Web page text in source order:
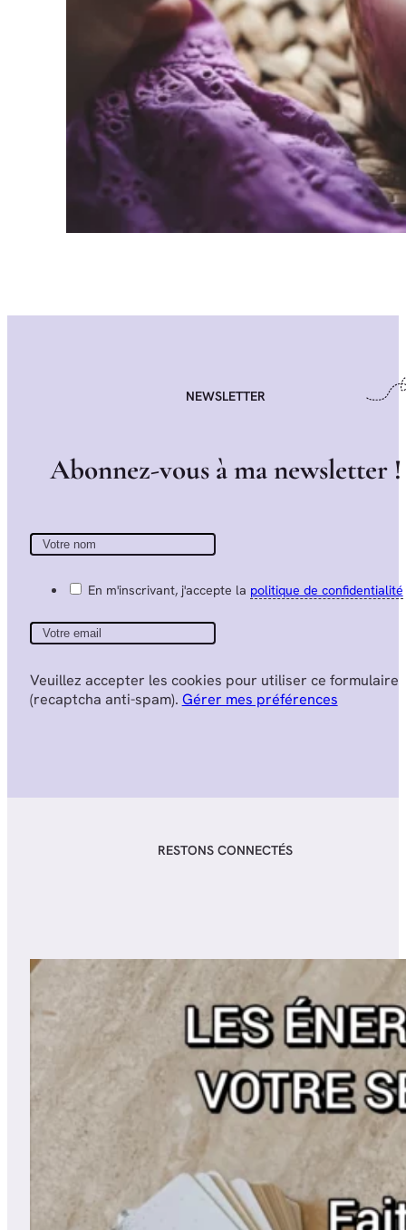
NEWSLETTER
Abonnez-vous àmanewsletter !
En m'inscrivant, j'accepte la politique de confidentialité
Veuillez accepter les cookies pour utiliser ce formulaire
(recaptcha anti-spam). Gérer mes préférences
RESTONS CONNECTÉS